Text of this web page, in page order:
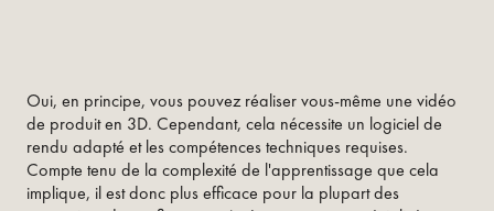
Oui, en principe, vous pouvez réaliser vous-même une vidéo
de produit en 3D. Cependant, cela nécessite un logiciel de
rendu adapté et les compétences techniques requises.
Compte tenu de la complexité de l'apprentissage que cela
implique, il est donc plus efficace pour la plupart des